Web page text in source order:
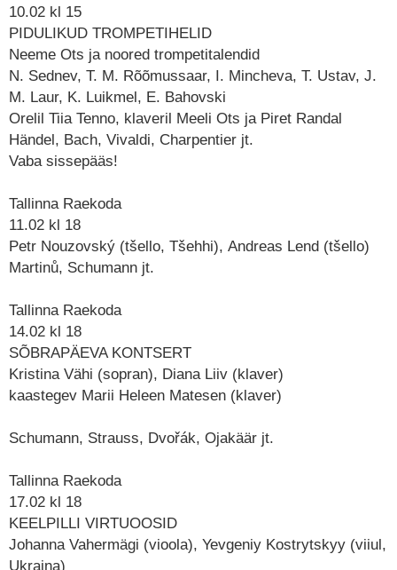
10.02 kl 15
PIDULIKUD TROMPETIHELID
Neeme Ots ja noored trompetitalendid
N. Sednev, T. M. Rõõmussaar, I. Mincheva, T. Ustav, J.
M. Laur, K. Luikmel, E. Bahovski
Orelil Tiia Tenno, klaveril Meeli Ots ja Piret Randal
Händel, Bach, Vivaldi, Charpentier jt.
Vaba sissepääs!
Tallinna Raekoda
11.02 kl 18
Petr Nouzovský (tšello, Tšehhi), Andreas Lend (tšello)
Martinů, Schumann jt.
Tallinna Raekoda
14.02 kl 18
SÕBRAPÄEVA KONTSERT
Kristina Vähi (sopran), Diana Liiv (klaver)
kaastegev Marii Heleen Matesen (klaver)
Schumann, Strauss, Dvořák, Ojakäär jt.
Tallinna Raekoda
17.02 kl 18
KEELPILLI VIRTUOOSID
Johanna Vahermägi (vioola), Yevgeniy Kostrytskyy (viiul,
Ukraina)